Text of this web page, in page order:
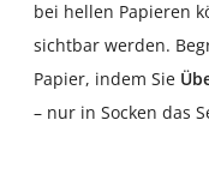
bei hellen Papieren
sichtbar werden.
Papier, indem Sie
– nur in Socken das